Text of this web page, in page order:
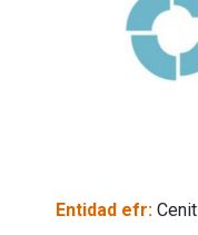
Entidad efr: Cenit